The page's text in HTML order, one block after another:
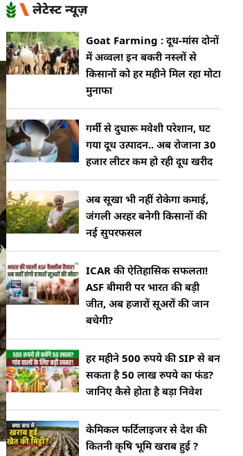
लेटेस्ट न्यूज़
Goat Farming : दूध-मांस दोनों
में अव्वल! इन बकरी नस्लों से
किसानों को हर महीने मिल रहा मोटा
मुनाफा
गर्मी से दुधारू मवेशी परेशान, घट
गया दूध उत्पादन.. अब रोजाना 30
हजार लीटर कम हो रही दूध खरीद
अब सूखा भी नहीं रोकेगा कमाई,
जंगली अरहर बनेगी किसानों की
नई सुपरफसल
ICAR की ऐतिहासिक सफलता!
ASF बीमारी पर भारत की बड़ी
जीत, अब हजारों सूअरों की जान
बचेगी?
हर महीने 500 रुपये की SIP से बन
सकता है 50 लाख रुपये का फंड?
जानिए कैसे होता है बड़ा निवेश
केमिकल फर्टिलाइजर से देश की
कितनी कृषि भूमि खराब हुई ?